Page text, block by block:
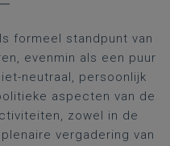
formeel standpunt van
evenmin als een puur
neutraal, persoonlijk
aspecten van de
zowel in de
vergadering van